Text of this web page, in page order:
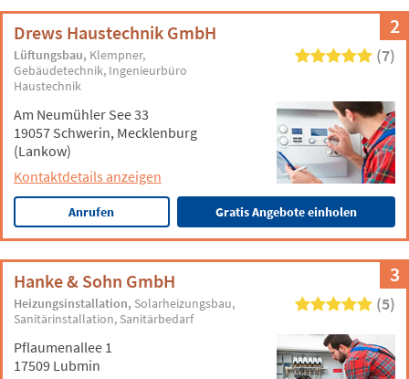
2
Drews Haustechnik GmbH
Lüftungsbau Klempner
Gebäudetechnik Ingenieurbüro
Haustechnik
(7)
Am Neumühler See 33
19057 Schwerin, Mecklenburg
(Lankow)
Kontaktdetails anzeigen
Anrufen Gratis Angebote einholen
3
Hanke & Sohn GmbH
Heizungsinstallation Solarheizungsbau
Sanitärinstallation Sanitärbedarf
(5)
Pflaumenallee 1
17509 Lubmin